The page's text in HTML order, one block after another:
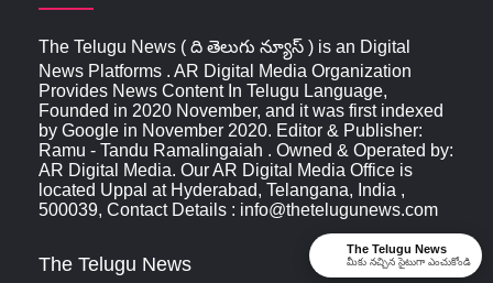
The Telugu News ( ది తెలుగు న్యూస్‌ ) is an Digital
News Platforms . AR Digital Media Organization
Provides News Content In Telugu Language,
Founded in 2020 November, and it was first indexed
by Google in November 2020. Editor & Publisher:
Ramu - Tandu Ramalingaiah . Owned & Operated by:
AR Digital Media. Our AR Digital Media Office is
located Uppal at Hyderabad, Telangana, India ,
500039, Contact Details : info@thetelugunews.com
The Telugu News
The Telugu News
మీకు నచ్చిన సైటుగా ఎంచుకోండి